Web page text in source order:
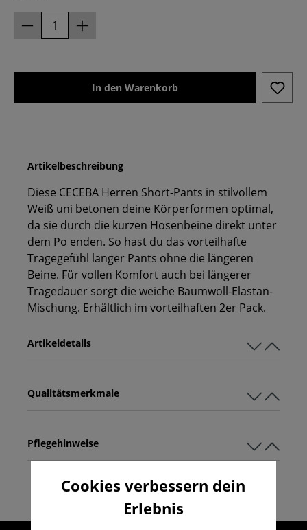
In den Warenkorb
Artikelbeschreibung
Diese CECEBA Herren Short-Pants in stilvollem
Weiß uni betonen deine Körperformen optimal,
da sie durch die kurzen Hosenbeine direkt unter
dem Po enden. So hast du das vorteilhafte
Tragegefühl langer Pants ohne die längeren
Beine. Für vollen Komfort auch bei längerer
Tragedauer sorgt die weiche Baumwoll-Elastan-
Mischung. Erhältlich im vorteilhaften 2er Pack.
Qualitätsmerkmale
Artikeldetails
Pflegehinweise
Cookies verbessern dein
Erlebnis